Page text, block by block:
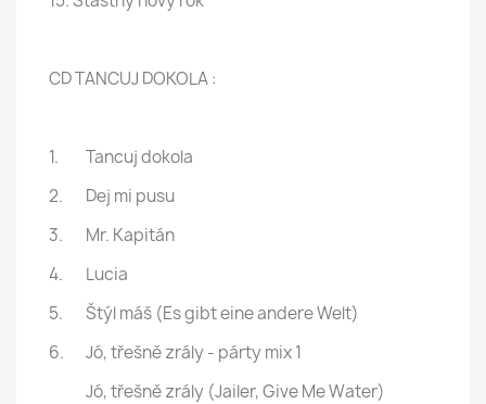
CD TANCUJ DOKOLA :
1.
Tancuj dokola
2.
Dej mi pusu
3.
Mr. Kapitán
4.
Lucia
5.
Štýl máš (Es gibt eine andere Welt)
6.
Jó, třešně zrály - párty mix 1
Jó, třešně zrály (Jailer, Give Me Water)